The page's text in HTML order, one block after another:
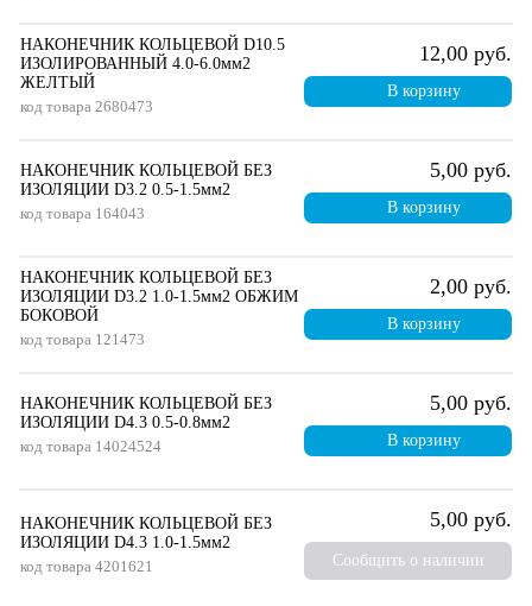
НАКОНЕЧНИК КОЛЬЦЕВОЙ D10.5
ИЗОЛИРОВАННЫЙ 4.0-6.0мм2
ЖЕЛТЫЙ
код товара 2680473
12,00 руб.
В корзину
НАКОНЕЧНИК КОЛЬЦЕВОЙ БЕЗ
ИЗОЛЯЦИИ D3.2 0.5-1.5мм2
код товара 164043
5,00 руб.
В корзину
НАКОНЕЧНИК КОЛЬЦЕВОЙ БЕЗ
ИЗОЛЯЦИИ D3.2 1.0-1.5мм2 ОБЖИМ
БОКОВОЙ
код товара 121473
2,00 руб.
В корзину
НАКОНЕЧНИК КОЛЬЦЕВОЙ БЕЗ
ИЗОЛЯЦИИ D4.3 0.5-0.8мм2
код товара 14024524
5,00 руб.
В корзину
НАКОНЕЧНИК КОЛЬЦЕВОЙ БЕЗ
ИЗОЛЯЦИИ D4.3 1.0-1.5мм2
код товара 4201621
5,00 руб.
Сообщить о наличии